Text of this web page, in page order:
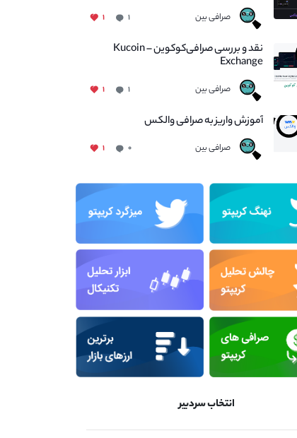
صرافی بین ۱ ۱
نقد و بررسی صرافی‌کوکوین – Kucoin
Exchange
صرافی بین ۱ ۱
آموزش واریز به صرافی والکس
صرافی بین ۰ ۱
انتخاب سردبیر